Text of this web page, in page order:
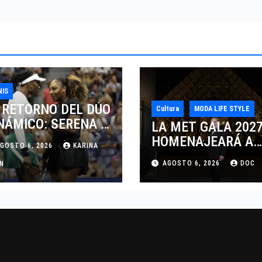
DEL DÚO
SERENA Y
WILLIAMS
LOS
EN
2026
6, 2026 KARINA
Cultura MODA LIFE STYLE
LA MET GALA
HOMENAJEARÁ A
JOHN GALLIANO
MARCANDO EL
REGRESO DEL REY
AGOSTO 6, 2026 DOC